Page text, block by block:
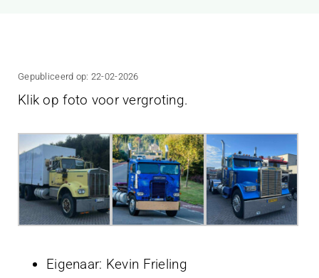
Interviews
Contact
Gepubliceerd op: 22-02-2026
Klik op foto voor vergroting.
Eigenaar: Kevin Frieling